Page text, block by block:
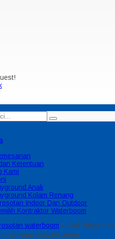
Ketentuan
Kami
Anak
Kolam Renang
Indoor Dan Outdoor
Kontraktor Waterboom
waterboom » Jual
to preview activate zoom